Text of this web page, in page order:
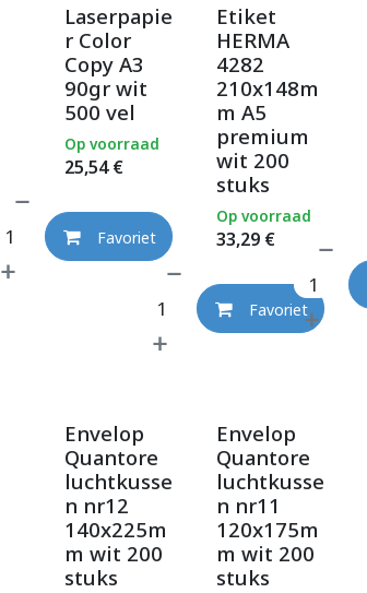
Laserpapie
r Color
Copy A3
90gr wit
500 vel
25,54€
Op voorraad
Favoriet
Etiket
HERMA
4282
210x148m
m A5
premium
wit 200
stuks
33,29€
Op voorraad
Favoriet
Envelop
Quantore
luchtkusse
n nr12
140x225m
m wit 200
stuks
Envelop
Quantore
luchtkusse
n nr11
120x175m
m wit 200
stuks